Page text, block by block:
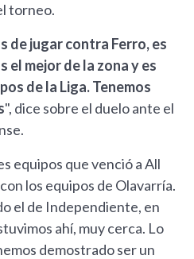
torneo.
de jugar contra Ferro, es
el mejor de la zona y es
de la Liga. Tenemos
", dice sobre el duelo ante el
equipos que venció a All
los equipos de Olavarría.
el de Independiente, en
ahí, muy cerca. Lo
demostrado ser un